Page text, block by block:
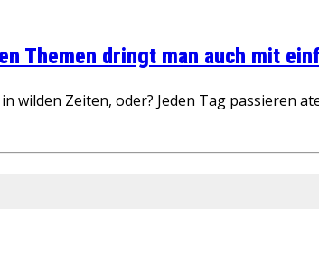
Themen dringt man auch mit
wilden Zeiten, oder? Jeden Tag passieren